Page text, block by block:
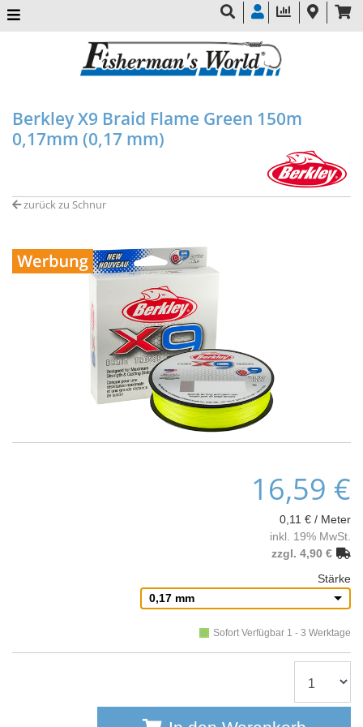
Berkley X9 Braid Flame Green 150m
0,17mm (0,17 mm)
zurück zu Schnur
16,59 €
0,11 € / Meter
inkl. 19% MwSt.
zzgl. 4,90 €
Stärke
0,17 mm
Sofort Verfügbar 1 - 3 Werktage